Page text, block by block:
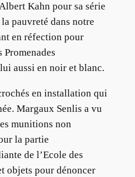
Kahn pour sa série
pauvreté dans notre
en réfection pour
aussi en noir et blanc.
en installation qui
Margaux Senlis a vu
munitions non
la partie
de l’Ecole des
objets pour dénoncer